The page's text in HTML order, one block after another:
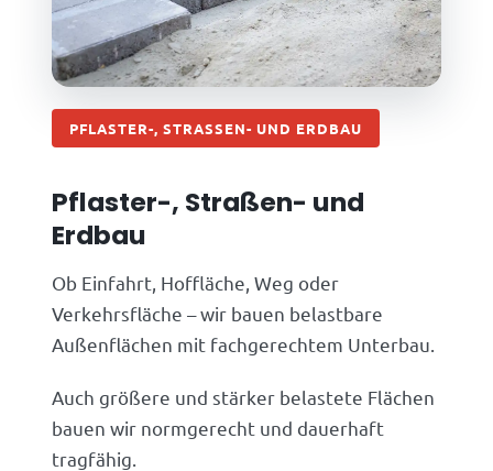
PFLASTER-, STRASSEN- UND ERDBAU
Pflaster-, Straßen- und
Erdbau
Ob Einfahrt, Hoffläche, Weg oder
Verkehrsfläche – wir bauen belastbare
Außenflächen mit fachgerechtem Unterbau.
Auch größere und stärker belastete Flächen
bauen wir normgerecht und dauerhaft
tragfähig.